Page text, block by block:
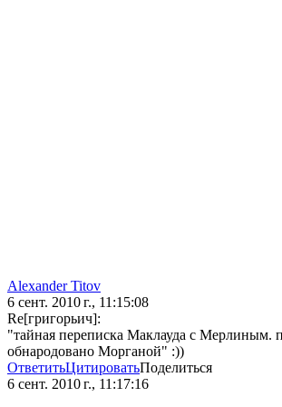
Alexander Titov
6 сент. 2010 г., 11:15:08
Re[григорьич]:
"тайная переписка Маклауда с Мерлиным.
обнародовано Морганой" :))
ОтветитьЦитироватьПоделиться
6 сент. 2010 г., 11:17:16